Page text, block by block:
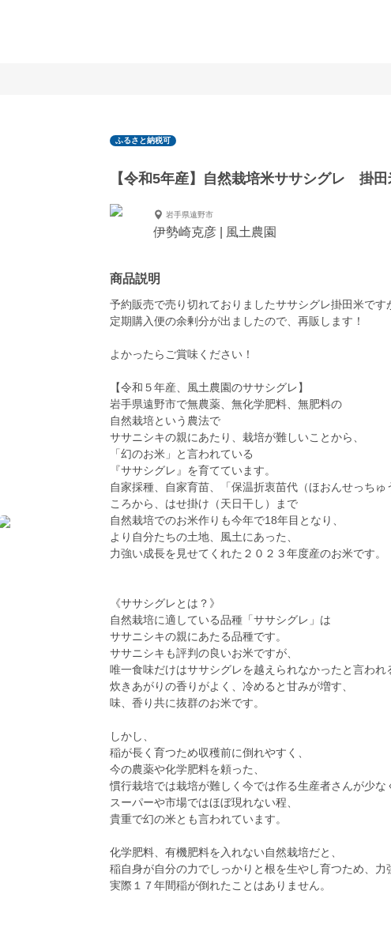
ふるさと納税可
【令和5年産】自然栽培米ササシグレ 掛田
岩手県遠野市
伊勢崎克彦 | 風土農園
商品説明
予約販売で売り切れておりましたササシグレ掛田米です
定期購入便の余剰分が出ましたので、再販します！
よかったらご賞味ください！
【令和５年産、風土農園のササシグレ】
岩手県遠野市で無農薬、無化学肥料、無肥料の
自然栽培という農法で
ササニシキの親にあたり、栽培が難しいことから、
「幻のお米」と言われている
『ササシグレ』を育てています。
自家採種、自家育苗、「保温折衷苗代（ほおんせっち
ころから、はせ掛け（天日干し）まで
自然栽培でのお米作りも今年で18年目となり、
より自分たちの土地、風土にあった、
力強い成長を見せてくれた２０２３年度産のお米です。
《ササシグレとは？》
自然栽培に適している品種「ササシグレ」は
ササニシキの親にあたる品種です。
ササニシキも評判の良いお米ですが、
唯一食味だけはササシグレを越えられなかったと言われ
炊きあがりの香りがよく、冷めると甘みが増す、
味、香り共に抜群のお米です。
しかし、
稲が長く育つため収穫前に倒れやすく、
今の農薬や化学肥料を頼った、
慣行栽培では栽培が難しく今では作る生産者さんが少な
スーパーや市場ではほぼ現れない程、
貴重で幻の米とも言われています。
化学肥料、有機肥料を入れない自然栽培だと、
稲自身が自分の力でしっかりと根を生やし育つため、力
実際１７年間稲が倒れたことはありません。